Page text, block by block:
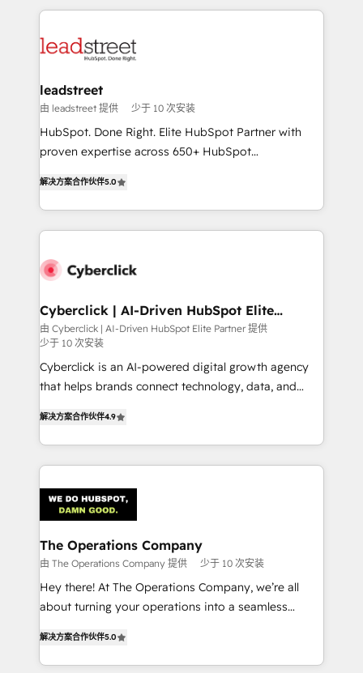
implement, and optimize systems to enhance user
marketing, and service teams. From setup to
management, and speed up deal closures. With 500+
projects completed, our Agile approach ensures your
HubSpot CRM drives measurable results. Our
RevOps services align your sales, marketing, and
optimize the revenue lifecycle—lead generation to
retention—by refining processes and eliminating
maximize profitability and adapt to your goals.
leadstreet
由 leadstreet 提供 少于 10 次安装
HubSpot. Done Right. Elite HubSpot Partner with
proven expertise across 650+ HubSpot
experience, we help you use the HubSpot platform
to its fullest capacity, improve your current HubSpot
website, or build your new one.
解决方案合作伙伴5.0
Cyberclick | AI-Driven HubSpot Elite
Partner
由 Cyberclick | AI-Driven HubSpot Elite Partner 提供
少于 10 次安装
Cyberclick is an AI-powered digital growth agency
that helps brands connect technology, data, and
Barcelona and operating across Spain, LATAM, and
the UK, we support global companies in building
smarter marketing, sales, and customer success
Iberia (Spain & Portugal), we combine human insight
with intelligent automation to drive sustainable
growth. Our multidisciplinary team designs solutions
that simplify complexity, boost performance, and
turn innovation into real impact. 🌍 Highlights •
HubSpot Partner since 2012 • 2022 EMEA Impact
projects • Clients in 30+ industries • Proprietary
technology for integrations • Multilingual team:
解决方案合作伙伴4.9
The Operations Company
由 The Operations Company 提供 少于 10 次安装
Hey there! At The Operations Company, we’re all
about turning your operations into a seamless
transforming complex systems into efficient,
scalable solutions that work across your entire
解决方案合作伙伴5.0